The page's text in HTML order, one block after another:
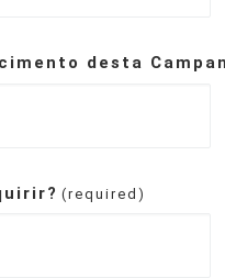
desta
(required)